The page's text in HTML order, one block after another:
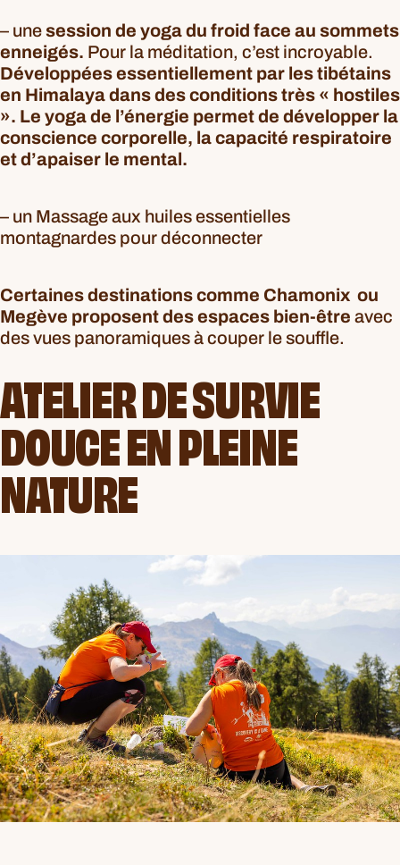
– unesession de yoga du froid face au sommets
enneigés. Pour la méditation, c’est incroyable.
Développées essentiellement par les tibétains
en Himalaya dans des conditions très « hostiles
». Le yoga de l’énergie permet de développer la
conscience corporelle, la capacité respiratoire
et d’apaiser le mental.
– un Massage aux huiles essentielles
montagnardes pour déconnecter
Certaines destinations comme Chamonix ou
Megève proposent des espaces bien-être avec
des vues panoramiques à couper le souffle.
ATELIER DE SURVIE
DOUCE EN PLEINE
NATURE